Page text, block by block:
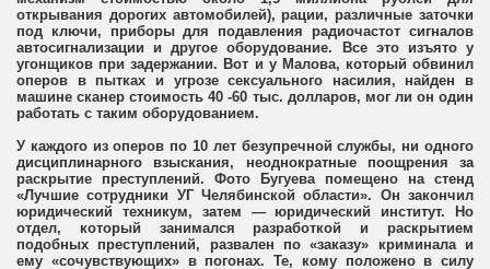
открывания дорогих автомобилей), рации, различные заточки
под ключи, приборы для подавления радиочастот сигналов
автосигнализации и другое оборудование. Все это изъято у
угонщиков при задержании. Вот и у Малова, который обвинил
оперов в пытках и угрозе сексуального насилия, найден в
машине сканер стоимость 40 -60 тыс. долларов, мог ли он один
работать с таким оборудованием.
У каждого из оперов по 10 лет безупречной службы, ни одного
дисциплинарного взыскания, неоднократные поощрения за
раскрытие преступлений. Фото Бугуева помещено на стенд
«Лучшие сотрудники УГ Челябинской области». Он закончил
юридический техникум, затем — юридический институт. Но
отдел, который занимался разработкой и раскрытием
подобных преступлений, развален по «заказу» криминала и
ему «сочувствующих» в погонах. Те, кому положено в силу